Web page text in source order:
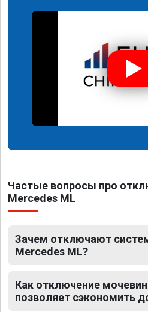
Частые вопросы про
Mercedes ML
Зачем отключают
Mercedes ML?
Как отключение
позволяет сэкономить